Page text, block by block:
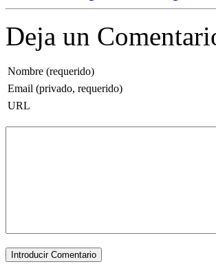
Deja un
Nombre (requerido)
Email (privado, requerido)
URL